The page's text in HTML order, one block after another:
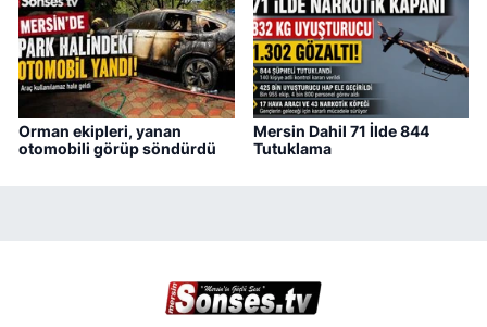
Orman ekipleri, yanan
otomobili görüp söndürdü
Mersin Dahil 71 İlde 844
Tutuklama